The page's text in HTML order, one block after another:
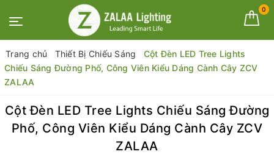
0
Trang chủ Thiết Bị Chiếu Sáng
Cột Đèn LED Tree Lights
Chiếu Sáng Đường Phố, Công Viên Kiểu Dáng Cành Cây ZCV
ZALAA
Cột Đèn LED Tree Lights Chiếu Sáng Đường
Phố, Công Viên Kiểu Dáng Cành Cây ZCV
ZALAA